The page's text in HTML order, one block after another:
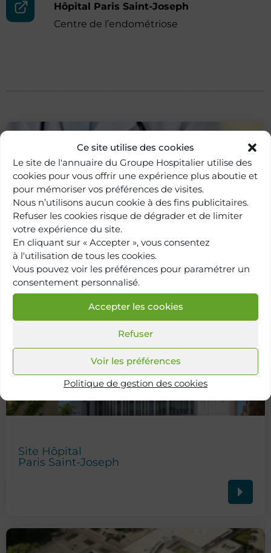
Ce site utilise des cookies
Le site de l'annuaire du Groupe Hospitalier utilise des
cookies pour vous offrir une expérience plus aboutie et
pour mémoriser vos préférences de visites.
Nous n’utilisons aucun cookie à des fins publicitaires.
Refuser les cookies risque de dégrader et de limiter
votre expérience du site.
En cliquant sur « Accepter », vous consentez
à l'utilisation de tous les cookies.
Vous pouvez voir les préférences pour paramétrer un
consentement personnalisé.
Accepter les cookies
Refuser
Voir les préférences
Politique de gestion des cookies
Hôpital Paris Saint-Joseph
Centre de l’endométriose
Retour à
l'annuaire
Site Hôpital
Paris Saint-Joseph